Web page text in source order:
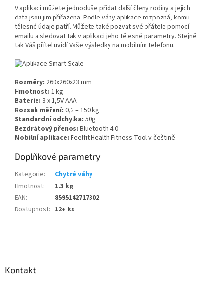
V aplikaci můžete jednoduše přidat další členy rodiny a jejich
data jsou jim přiřazena. Podle váhy aplikace rozpozná, komu
tělesné údaje patří. Můžete také pozvat své přátele pomocí
emailu a sledovat tak v aplikaci jeho tělesné parametry. Stejně
tak Váš přítel uvidí Vaše výsledky na mobilním telefonu.
Rozměry: 260x260x23 mm
Hmotnost: 1 kg
Baterie: 3 x 1,5V AAA
Rozsah měření: 0,2 – 150 kg
Standardní odchylka: 50g
Bezdrátový přenos: Bluetooth 4.0
Mobilní aplikace: Feelfit Health Fitness Tool v češtině
Doplňkové parametry
Kategorie:
Chytré váhy
Hmotnost:
1.3 kg
EAN:
8595142717302
Dostupnost: 12+ ks
Kontakt